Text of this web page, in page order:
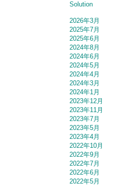
Solution
2026年3月
2025年7月
2025年6月
2024年8月
2024年6月
2024年5月
2024年4月
2024年3月
2024年1月
2023年12月
2023年11月
2023年7月
2023年5月
2023年4月
2022年10月
2022年9月
2022年7月
2022年6月
2022年5月